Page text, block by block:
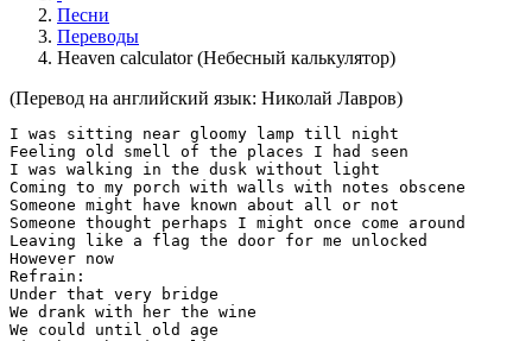
Песни
Переводы
Heaven calculator (Небесный калькулятор)
(Перевод на английский язык: Николай Лавров)
I was sitting near gloomy lamp till night
Feeling old smell of the places I had seen
I was walking in the dusk without light
Coming to my porch with walls with notes obscene
Someone might have known about all or not
Someone thought perhaps I might once come around
Leaving like a flag the door for me unlocked
However now
Refrain:
Under that very bridge
We drank with her the wine
We could until old age